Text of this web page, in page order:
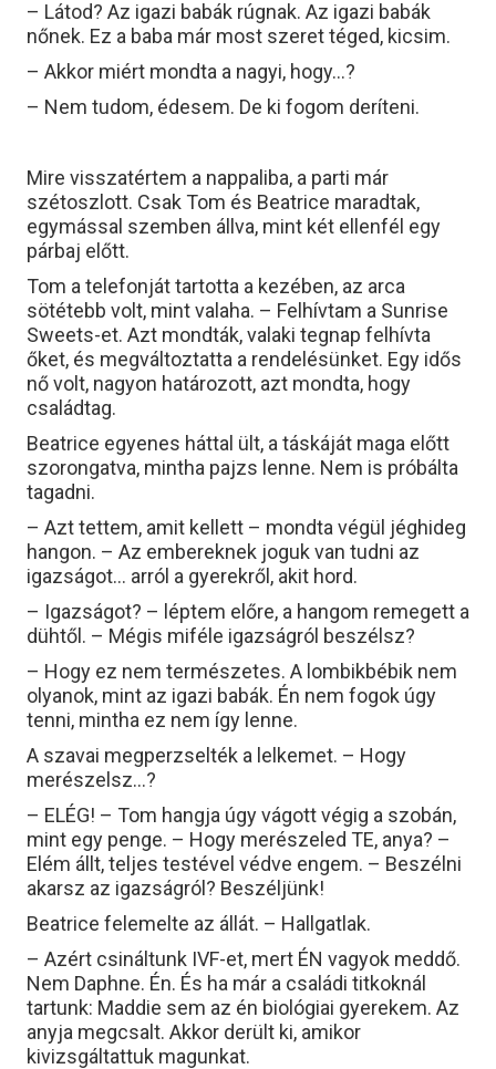
– Látod? Az igazi babák rúgnak. Az igazi babák
nőnek. Ez a baba már most szeret téged, kicsim.
– Akkor miért mondta a nagyi, hogy…?
– Nem tudom, édesem. De ki fogom deríteni.
Mire visszatértem a nappaliba, a parti már
szétoszlott. Csak Tom és Beatrice maradtak,
egymással szemben állva, mint két ellenfél egy
párbaj előtt.
Tom a telefonját tartotta a kezében, az arca
sötétebb volt, mint valaha. – Felhívtam a Sunrise
Sweets-et. Azt mondták, valaki tegnap felhívta
őket, és megváltoztatta a rendelésünket. Egy idős
nő volt, nagyon határozott, azt mondta, hogy
családtag.
Beatrice egyenes háttal ült, a táskáját maga előtt
szorongatva, mintha pajzs lenne. Nem is próbálta
tagadni.
– Azt tettem, amit kellett – mondta végül jéghideg
hangon. – Az embereknek joguk van tudni az
igazságot… arról a gyerekről, akit hord.
– Igazságot? – léptem előre, a hangom remegett a
dühtől. – Mégis miféle igazságról beszélsz?
– Hogy ez nem természetes. A lombikbébik nem
olyanok, mint az igazi babák. Én nem fogok úgy
tenni, mintha ez nem így lenne.
A szavai megperzselték a lelkemet. – Hogy
merészelsz…?
– ELÉG! – Tom hangja úgy vágott végig a szobán,
mint egy penge. – Hogy merészeled TE, anya? –
Elém állt, teljes testével védve engem. – Beszélni
akarsz az igazságról? Beszéljünk!
Beatrice felemelte az állát. – Hallgatlak.
– Azért csináltunk IVF-et, mert ÉN vagyok meddő.
Nem Daphne. Én. És ha már a családi titkoknál
tartunk: Maddie sem az én biológiai gyerekem. Az
anyja megcsalt. Akkor derült ki, amikor
kivizsgáltattuk magunkat.